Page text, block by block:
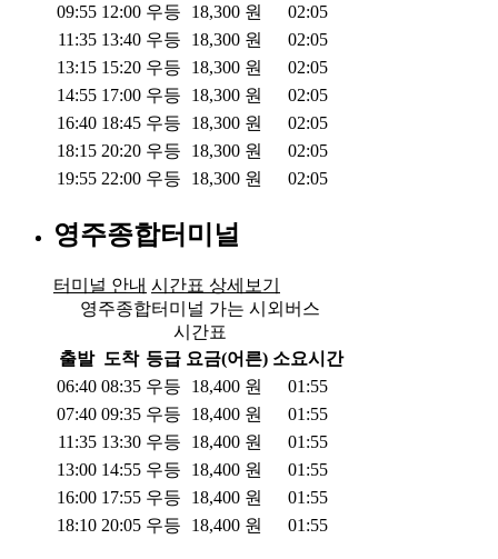
09:55 12:00 우등 18,300 원
02:05
11:35 13:40 우등 18,300 원
02:05
13:15 15:20 우등 18,300 원
02:05
14:55 17:00 우등 18,300 원
02:05
16:40 18:45 우등 18,300 원
02:05
18:15 20:20 우등 18,300 원
02:05
19:55 22:00 우등 18,300 원 02:05
영주종합터미널
터미널 안내 시간표 상세보기
영주종합터미널 가는 시외버스
시간표
출발 도착 등급 요금(어른) 소요시간
06:40 08:35 우등 18,400 원
01:55
07:40 09:35 우등 18,400 원
01:55
11:35 13:30 우등 18,400 원
01:55
13:00 14:55 우등 18,400 원
01:55
16:00 17:55 우등 18,400 원
01:55
18:10 20:05 우등 18,400 원 01:55